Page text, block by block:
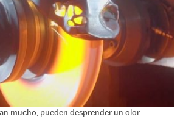
mucho, pueden desprender un olor